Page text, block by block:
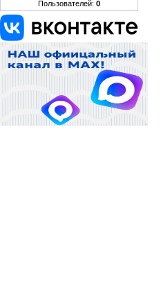
Пользователей: 0